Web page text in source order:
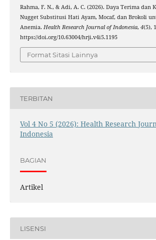
Rahma, F. N., & Adi, A. C. (2026). Daya Terima dan
Nugget Substitusi Hati Ayam, Mocaf, dan Brokoli
Anemia. Health Research Journal of Indonesia, 4(5),
https://doi.org/10.63004/hrji.v4i5.1195
Format Sitasi Lainnya
TERBITAN
Vol 4 No 5 (2026): Health Research
Indonesia
BAGIAN
Artikel
LISENSI